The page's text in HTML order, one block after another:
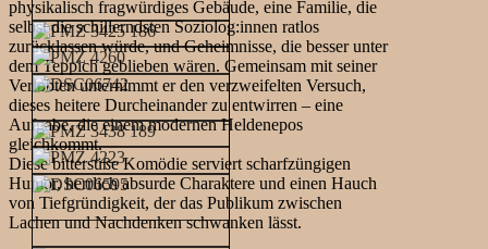
physikalisch fragwürdiges Gebäude, eine Familie, die
selbst die schillerndsten Soziolog:innen ratlos
zurücklassen würde, und Geheimnisse, die besser unter
dem Teppich geblieben wären. Gemeinsam mit seiner
Verlobten unternimmt er den verzweifelten Versuch,
dieses heitere Durcheinander zu entwirren – eine
Aufgabe, die einem modernen Heldenepos
gleichkommt.
Diese bittersüße Komödie serviert scharfzüngigen
Humor, herrlich absurde Charaktere und einen Hauch
von Tiefgründigkeit, der das Publikum zwischen
Lachen und Nachdenken schwanken lässt.